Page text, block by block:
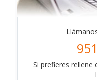
Si prefieres